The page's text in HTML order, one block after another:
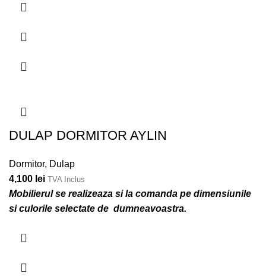
incluse!
DULAP DORMITOR AYLIN
Dormitor, Dulap
4,100 lei TVA Inclus
Mobilierul se realizeaza si la comanda pe dimensiunile
si culorile selectate de dumneavoastra.